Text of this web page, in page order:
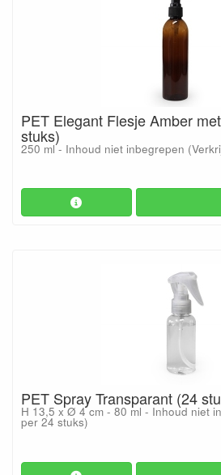
PET Elegant Flesje Amber
stuks)
250 ml - Inhoud niet inbegrepen
PET Spray Transparant (24
H 13,5 x Ø 4 cm - 80 ml - Inhoud niet
per 24 stuks)